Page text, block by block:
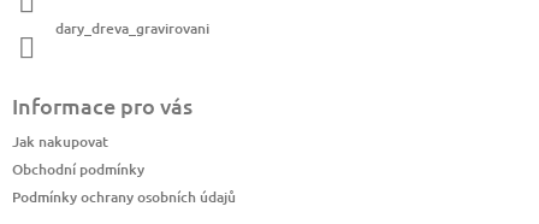
dary_dreva_gravirovani
Informace pro vás
Jak nakupovat
Obchodní podmínky
Podmínky ochrany osobních údajů